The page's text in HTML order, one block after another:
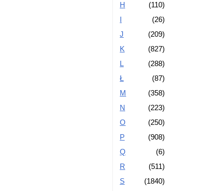
H
(110)
I
(26)
J
(209)
K
(827)
L
(288)
Ł
(87)
M
(358)
N
(223)
O
(250)
P
(908)
Q
(6)
R
(511)
S
(1840)